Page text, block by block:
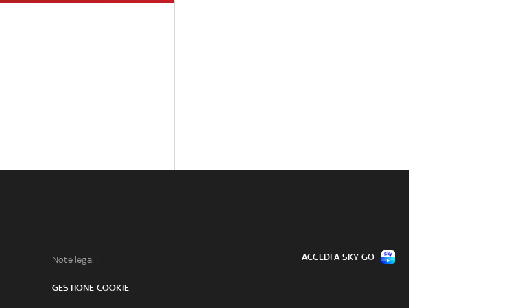
Note legali:
GESTIONE COOKIE
ACCEDI A SKY GO